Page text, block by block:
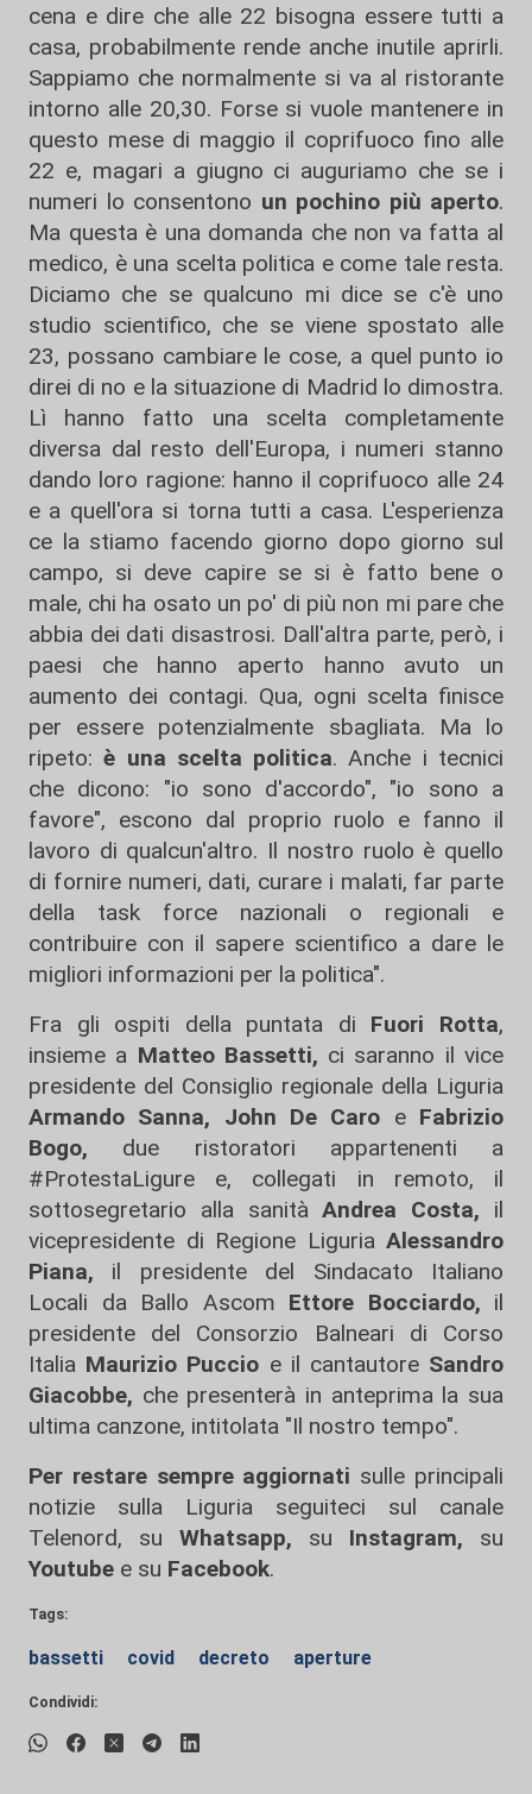
cena e dire che alle 22 bisogna essere tutti a
casa, probabilmente rende anche inutile aprirli.
Sappiamo che normalmente si va al ristorante
intorno alle 20,30. Forse si vuole mantenere in
questo mese di maggio il coprifuoco fino alle
22 e, magari a giugno ci auguriamo che se i
numeri lo consentono un pochino più aperto.
Ma questa è una domanda che non va fatta al
medico, è una scelta politica e come tale resta.
Diciamo che se qualcuno mi dice se c'è uno
studio scientifico, che se viene spostato alle
23, possano cambiare le cose, a quel punto io
direi di no e la situazione di Madrid lo dimostra.
Lì hanno fatto una scelta completamente
diversa dal resto dell'Europa, i numeri stanno
dando loro ragione: hanno il coprifuoco alle 24
e a quell'ora si torna tutti a casa. L'esperienza
ce la stiamo facendo giorno dopo giorno sul
campo, si deve capire se si è fatto bene o
male, chi ha osato un po' di più non mi pare che
abbia dei dati disastrosi. Dall'altra parte, però, i
paesi che hanno aperto hanno avuto un
aumento dei contagi. Qua, ogni scelta finisce
per essere potenzialmente sbagliata. Ma lo
ripeto:è una scelta politica. Anche i tecnici
che dicono: "io sono d'accordo", "io sono a
favore", escono dal proprio ruolo e fanno il
lavoro di qualcun'altro. Il nostro ruolo è quello
di fornire numeri, dati, curare i malati, far parte
della task force nazionali o regionali e
contribuire con il sapere scientifico a dare le
migliori informazioni per la politica".
Fra gli ospiti della puntata di Fuori Rotta,
insieme a Matteo Bassetti, ci saranno il vice
presidente del Consiglio regionale della Liguria
Armando Sanna, John De Caro e Fabrizio
Bogo, due ristoratori appartenenti a
#ProtestaLigure e, collegati in remoto, il
sottosegretario alla sanitàAndrea Costa, il
vicepresidente di Regione Liguria Alessandro
Piana, il presidente del Sindacato Italiano
Locali da Ballo Ascom Ettore Bocciardo, il
presidente del Consorzio Balneari di Corso
Italia Maurizio Puccio e il cantautore Sandro
Giacobbe, che presenterà in anteprima la sua
ultima canzone, intitolata "Il nostro tempo".
Per restare sempre aggiornati sulle principali
notizie sulla Liguria seguiteci sul canale
Telenord, su
Whatsapp, su Instagram, su
Youtube e su Facebook.
Tags:
bassetti covid decreto aperture
Condividi: